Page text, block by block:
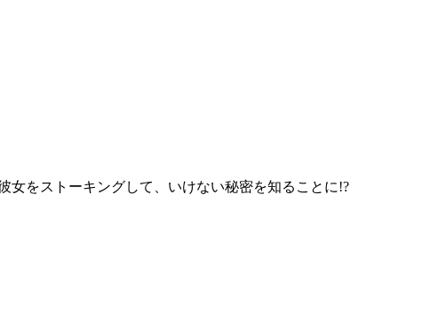
をストーキングして、いけない秘密を知ることに!?